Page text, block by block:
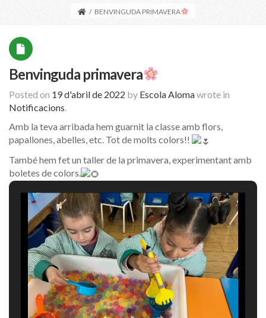
/ BENVINGUDA PRIMAVERA
Benvinguda primavera
Posted on 19 d'abril de 2022 by Escola Alomawrote in
Notificacions.
Amb la teva arribada hem guarnit la classe amb flors,
papallones, abelles, etc. Tot de molts colors!!
També hem fet un taller de la primavera, experimentant amb
boletes de colors.